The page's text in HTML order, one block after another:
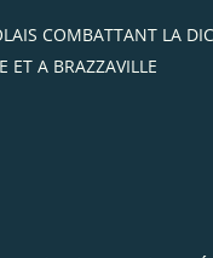
COMBATTANT LA
ET A BRAZZAVILLE